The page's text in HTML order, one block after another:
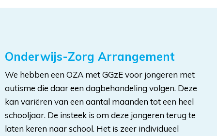
Onderwijs-Zorg Arrangement
We hebben een OZA met GGzE voor jongeren met
autisme die daar een dagbehandeling volgen. Deze
kan variëren van een aantal maanden tot een heel
schooljaar. De insteek is om deze jongeren terug te
laten keren naar school. Het is zeer individueel